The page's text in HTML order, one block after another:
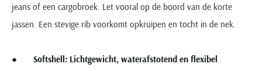
jeans of een cargobroek. Let vooral op de boord van de korte
jassen. Een stevige rib voorkomt opkruipen en tocht in de nek.
● Softshell: Lichtgewicht, waterafstotend en flexibel